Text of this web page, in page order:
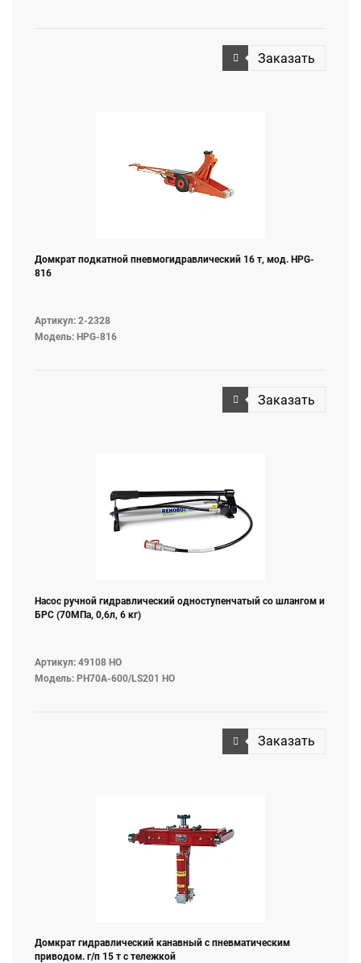
Заказать
Домкрат подкатной пневмогидравлический 16 т, мод. HPG-
816
Артикул: 2-2328
Модель: HPG-816
Заказать
Насос ручной гидравлический одноступенчатый со шлангом и
БРС (70МПа, 0,6л, 6 кг)
Артикул: 49108 НО
Модель: PH70A-600/LS201 НО
Заказать
Домкрат гидравлический канавный с пневматическим
приводом. г/п 15 т c тележкой